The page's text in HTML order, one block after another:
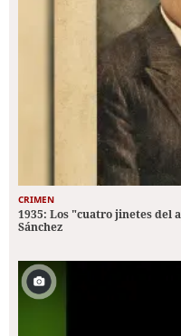
CRIMEN
1935: Los "cuatro jinetes del
Sánchez